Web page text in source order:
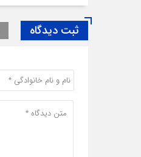
ثبت دیدگاه